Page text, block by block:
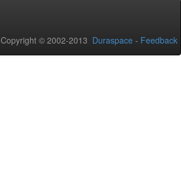
Copyright © 2002-2013 Duraspace - Feedback